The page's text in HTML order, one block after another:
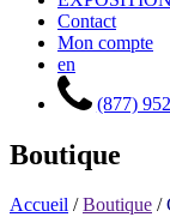
Contact
Mon compte
en
(877)
Boutique
Accueil /Boutique /